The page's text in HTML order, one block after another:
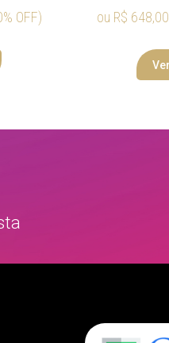
OFF) ou R$ 648,00